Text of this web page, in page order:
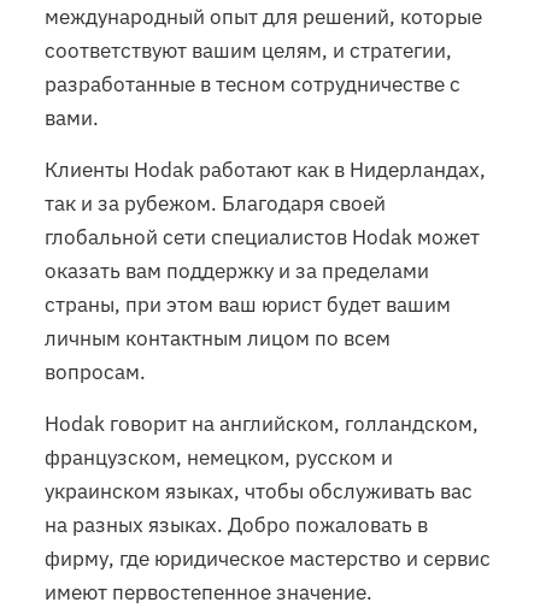
международный опыт для решений, которые
соответствуют вашим целям, и стратегии,
разработанные в тесном сотрудничестве с
вами.
Клиенты Hodak работают как в Нидерландах,
так и за рубежом. Благодаря своей
глобальной сети специалистов Hodak может
оказать вам поддержку и за пределами
страны, при этом ваш юрист будет вашим
личным контактным лицом по всем
вопросам.
Hodak говорит на английском, голландском,
французском, немецком, русском и
украинском языках, чтобы обслуживать вас
на разных языках. Добро пожаловать в
фирму, где юридическое мастерство и сервис
имеют первостепенное значение.